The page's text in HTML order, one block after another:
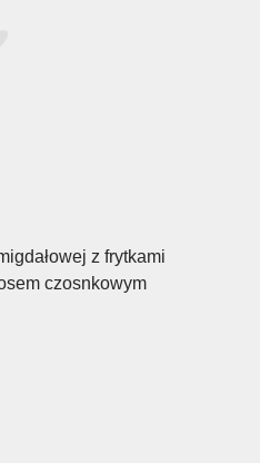
z frytkami
czosnkowym